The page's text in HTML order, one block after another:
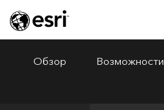
ArcGIS Pro
Обзор Возможности